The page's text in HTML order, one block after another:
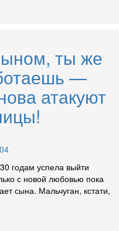
ты же
—
атакуют
годам успела выйти
с новой любовью пока
сына. Мальчуган, кстати,